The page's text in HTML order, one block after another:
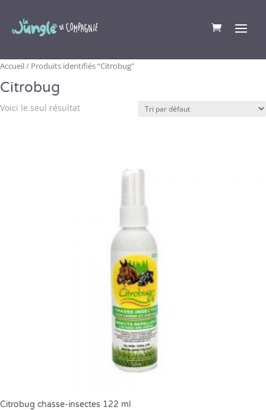
Accueil/ Produits identifiés “Citrobug”
Citrobug
Voici le seul résultat
Citrobug chasse-insectes 122 ml